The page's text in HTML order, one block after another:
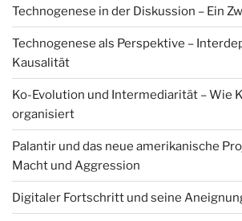
Technogenese in der Diskussion – Ein
Technogenese als Perspektive –
Kausalität
Ko-Evolution und Intermediarität – Wie
organisiert
Palantir und das neue amerikanische
Macht und Aggression
Digitaler Fortschritt und seine